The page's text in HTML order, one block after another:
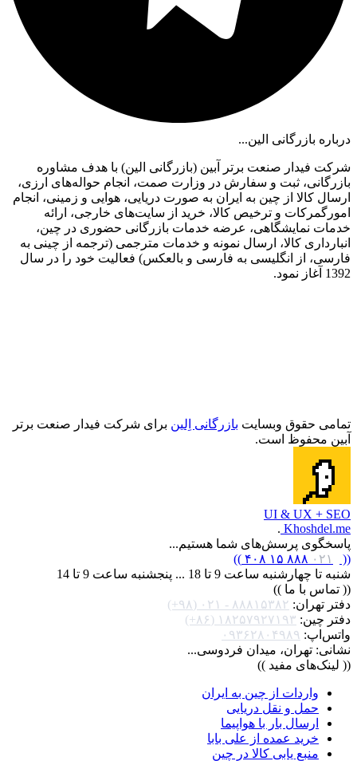
درباره بازرگانی الین...
شرکت فیدار صنعت برتر آبین (بازرگانی الین) با هدف مشاوره
بازرگانی، ثبت و سفارش در وزارت صمت، انجام حواله‌های ارزی،
ارسال کالا از چین به ایران به صورت دریایی، هوایی و زمینی، انجام
امورگمرکات و ترخیص کالا، خرید از سایت‌های خارجی، ارائه
خدمات نمایشگاهی، عرضه خدمات بازرگانی حضوری در چین،
انبارداری کالا، ارسال نمونه و خدمات مترجمی (ترجمه از چینی به
فارسی، از انگلیسی به فارسی و بالعکس) فعالیت خود را در سال
1392 آغاز نمود.
تمامی حقوق وبسایت بازرگانی اِلین برای شرکت فیدار صنعت برتر
آبین محفوظ است.
UI & UX + SEO
Khoshdel.me
.
پاسخگوی پرسش‌های شما هستیم...
(
( ۰۲۱ )
)
شنبه تا چهارشنبه ساعت 9 تا 18 ... پنجشنبه ساعت 9 تا 14
(( تماس با ما ))
دفتر تهران: ۸۸۸۱۵۳۸۲ - ۰۲۱ (۹۸+)
دفتر چین: ۱۸۲۵۷۹۲۷۱۹۳ (۸۶+)
واتس‌اپ: ۰۹۳۶۲۸۰۴۹۸۹
نشانی: تهران، میدان فردوسی...
(( لینک‌های مفید ))
واردات از چین به ایران
حمل و نقل دریایی
ارسال بار با هواپیما
خرید عمده از علی بابا
منبع یابی کالا در چین